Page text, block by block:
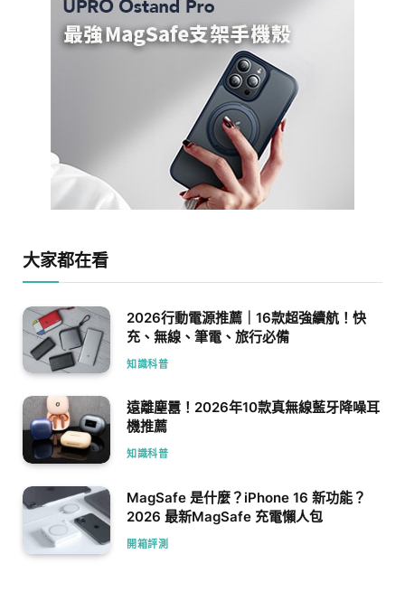
大家都在看
2026行動電源推薦｜16款超強續航！快
充、無線、筆電、旅行必備
知識科普
遠離塵囂！2026年10款真無線藍牙降噪耳
機推薦
知識科普
MagSafe 是什麼？iPhone 16 新功能？
2026 最新MagSafe 充電懶人包
開箱評測